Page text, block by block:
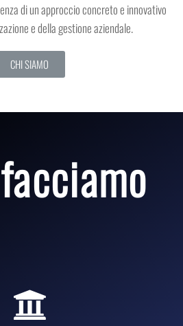
di un approccio concreto e innovativo
e della gestione aziendale.
CHI SIAMO